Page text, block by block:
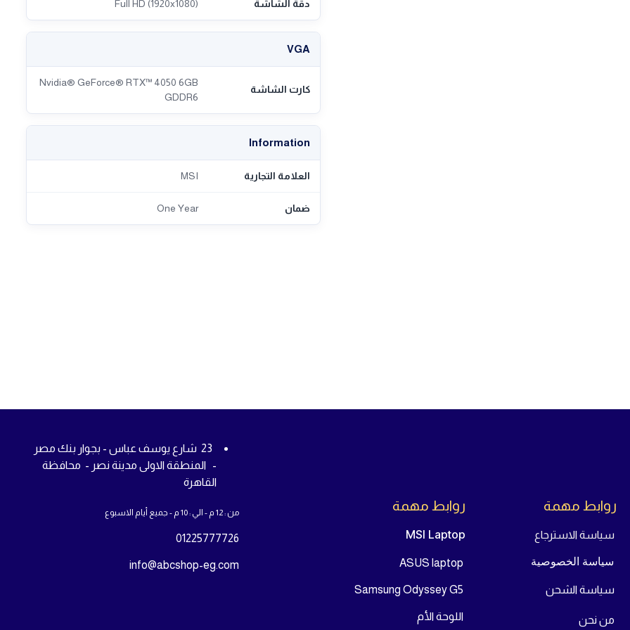
دقة الشاشة Full HD (1920x1080)
VGA
كارت الشاشة
Nvidia® GeForce® RTX™ 4050 6GB
GDDR6
Information
العلامة التجارية MSI
ضمان One Year
روابط مهمة
سياسة الاسترجاع
سياسة الخصوصية
سياسة الشحن
من نحن
23 شارع يوسف عباس - بجوار بنك مصر
- المنطقة الاولى مدينة نصر - محافظة
القاهرة
من : 12 م - الي : 10 م - جميع أيام الاسبوع
01225777726
info@abcshop-eg.com
روابط مهمة
MSI Laptop
ASUS laptop
Samsung Odyssey G5
اللوحة الأم